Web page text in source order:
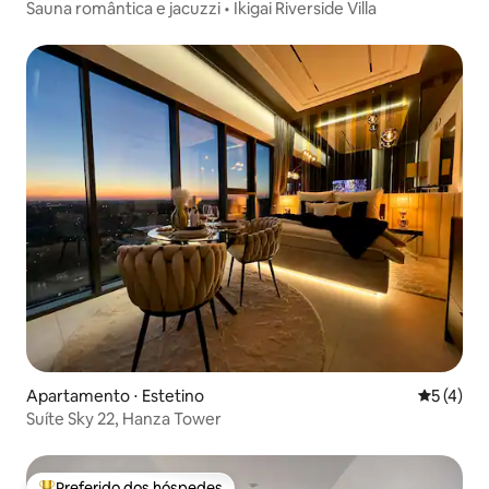
Sauna romântica e jacuzzi • Ikigai Riverside Villa
Apartamento ⋅ Estetino 5 de
5 (4)
Suíte Sky 22, Hanza Tower